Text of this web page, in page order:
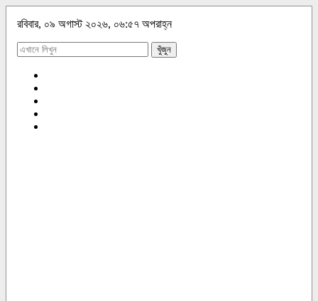
রবিবার, ০৯ অগাস্ট ২০২৬, ০৬:৫৭ অপরাহ্ন
খুঁজুন